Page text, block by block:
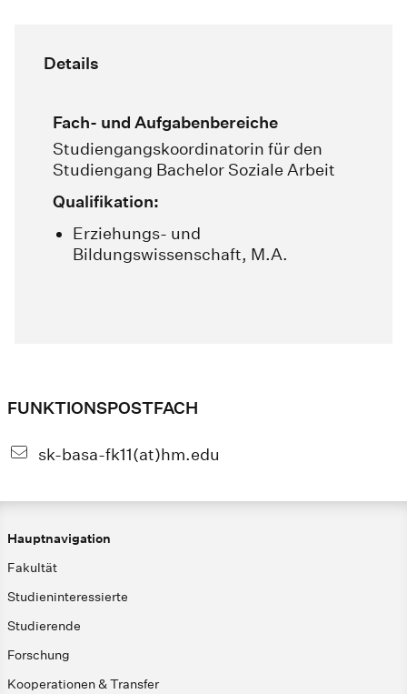
Details
Fach- und Aufgabenbereiche
Studiengangskoordinatorin für den
Studiengang Bachelor Soziale Arbeit
Qualifikation:
Erziehungs- und
Bildungswissenschaft, M.A.
FUNKTIONSPOSTFACH
sk-basa-fk11(at)hm.edu
Hauptnavigation
Fakultät
Studieninteressierte
Studierende
Forschung
Kooperationen & Transfer